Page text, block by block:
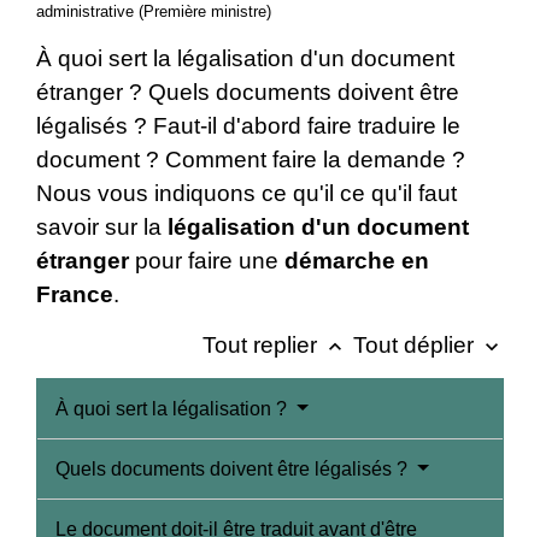
administrative (Première ministre)
À quoi sert la légalisation d'un document
étranger ? Quels documents doivent être
légalisés ? Faut-il d'abord faire traduire le
document ? Comment faire la demande ?
Nous vous indiquons ce qu'il ce qu'il faut
savoir sur la légalisation d'un document
étrangerpour faire une démarche en
France.
Tout replier keyboard_arrow_up Tout déplier keyboard_arrow_down
À quoi sert la légalisation ?
Quels documents doivent être légalisés ?
Le document doit-il être traduit avant d'être